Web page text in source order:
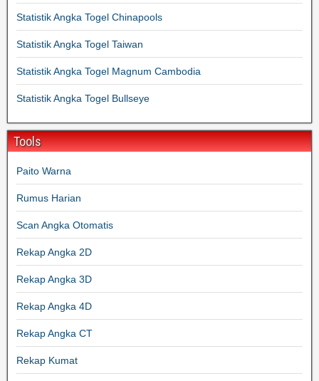
Statistik Angka Togel Chinapools
Statistik Angka Togel Taiwan
Statistik Angka Togel Magnum Cambodia
Statistik Angka Togel Bullseye
Tools
Paito Warna
Rumus Harian
Scan Angka Otomatis
Rekap Angka 2D
Rekap Angka 3D
Rekap Angka 4D
Rekap Angka CT
Rekap Kumat